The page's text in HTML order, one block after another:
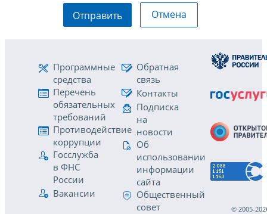
Отправить Отмена
Программные
средства
Перечень
обязательных
требований
Противодействие
коррупции
Госслужба
в ФНС
России
Вакансии
Обратная
связь
Контакты
Подписка
на
новости
Об
использовании
информации
сайта
Общественный
совет
© 2005-